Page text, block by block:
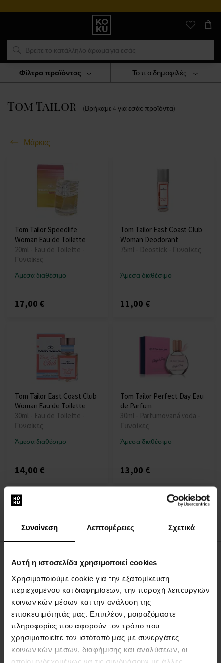
Συναίνεση Λεπτομέρειες Σχετικά
Αυτή η ιστοσελίδα χρησιμοποιεί cookies
Χρησιμοποιούμε cookie για την εξατομίκευση
περιεχομένου και διαφημίσεων, την παροχή λειτουργιών
κοινωνικών μέσων και την ανάλυση της
επισκεψιμότητάς μας. Επιπλέον, μοιραζόμαστε
πληροφορίες που αφορούν τον τρόπο που
χρησιμοποιείτε τον ιστότοπό μας με συνεργάτες
κοινωνικών μέσων, διαφήμισης και αναλύσεων, οι
οποίοι ενδεχομένως να τις συνδυάσουν με άλλες
Αυθεντικά
αρώματα
και
ρολόγια
σε
μέρος
Μάρκες
Tom Tailor
Tom Tailor (Βρήκαμε4 για εσάς προϊόντα)
Το πιο δημοφιλές
Μάρκες
Φίλτρο προϊόντος
Tom Tailor Speedlife
Woman Eau de Toilette
20ml - Eau de Toilette -
Γυναίκες
Άμεσα διαθέσιμο
17,00 €
Tom Tailor East Coast Club
Woman Deodorant
75ml - Deostick - Γυναίκες
Άμεσα διαθέσιμο
11,00 €
Tom Tailor East Coast Club
Woman Eau de Toilette
30ml - Eau de Toilette -
Γυναίκες
Άμεσα διαθέσιμο
14,00 €
Tom Tailor Perfect Day Eau
de Parfum
30ml - Parfumovaná voda -
Γυναίκες
Άμεσα διαθέσιμο
13,00 €
ΣΧΕΤΙΚΑ ΜΕ ΤΗΝ ΕΤΑΙΡΕΙΑ
Σχετικά με εμάς
ΦΟΡΜΑ ΕΠΙΚΟΙΝΩΝΙΑΣ
Επικοινωνία
ΤΑ ΠΑΝΤΑ ΓΙΑ ΤΙΣ ΑΓΟΡΕΣ